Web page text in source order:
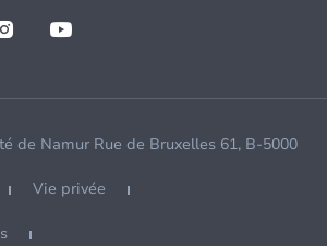
de Namur Rue de Bruxelles 61, B-5000
Vie privée